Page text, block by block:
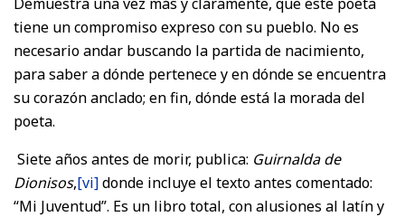
tiene un compromiso expreso con su pueblo. No es
necesario andar buscando la partida de nacimiento,
para saber a dónde pertenece y en dónde se encuentra
su corazón anclado; en fin, dónde está la morada del
poeta.
Siete años antes de morir, publica: Guirnalda de
Dionisos,[vi]donde incluye el texto antes comentado:
“Mi Juventud”. Es un libro total, con alusiones al latín y